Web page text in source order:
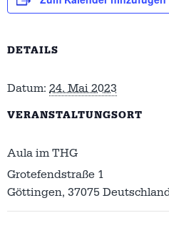
DETAILS
Datum: 24. Mai 2023
VERANSTALTUNGSORT
Aula im THG
Grotefendstraße 1
Göttingen, 37075